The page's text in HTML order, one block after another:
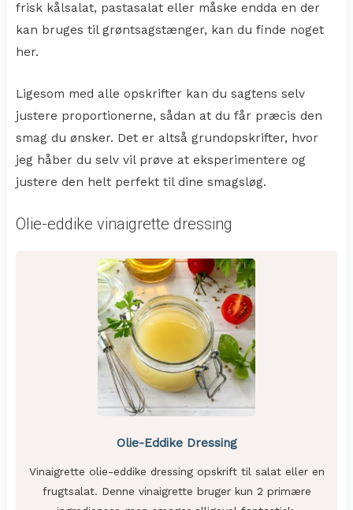
frisk kålsalat, pastasalat eller måske endda en der
kan bruges til grøntsagstænger, kan du finde noget
her.
Ligesom med alle opskrifter kan du sagtens selv
justere proportionerne, sådan at du får præcis den
smag du ønsker. Det er altså grundopskrifter, hvor
jeg håber du selv vil prøve at eksperimentere og
justere den helt perfekt til dine smagsløg.
Olie-eddike vinaigrette dressing
Olie-Eddike Dressing
Vinaigrette olie-eddike dressing opskrift til salat eller en
frugtsalat. Denne vinaigrette bruger kun 2 primære